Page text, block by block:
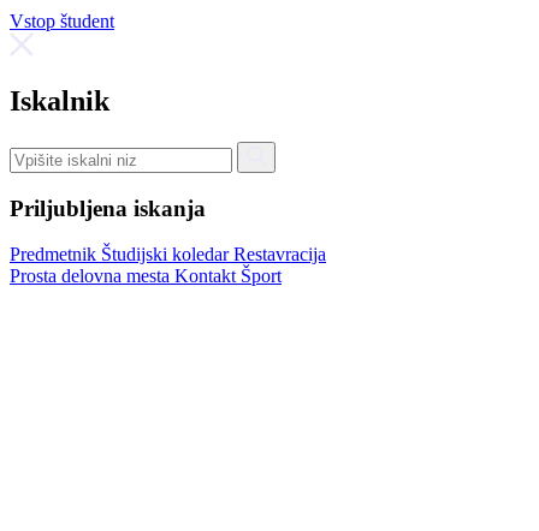
Vstop študent
Iskalnik
Priljubljena iskanja
Predmetnik Študijski koledarRestavracija
Prosta delovna mesta Kontakt Šport